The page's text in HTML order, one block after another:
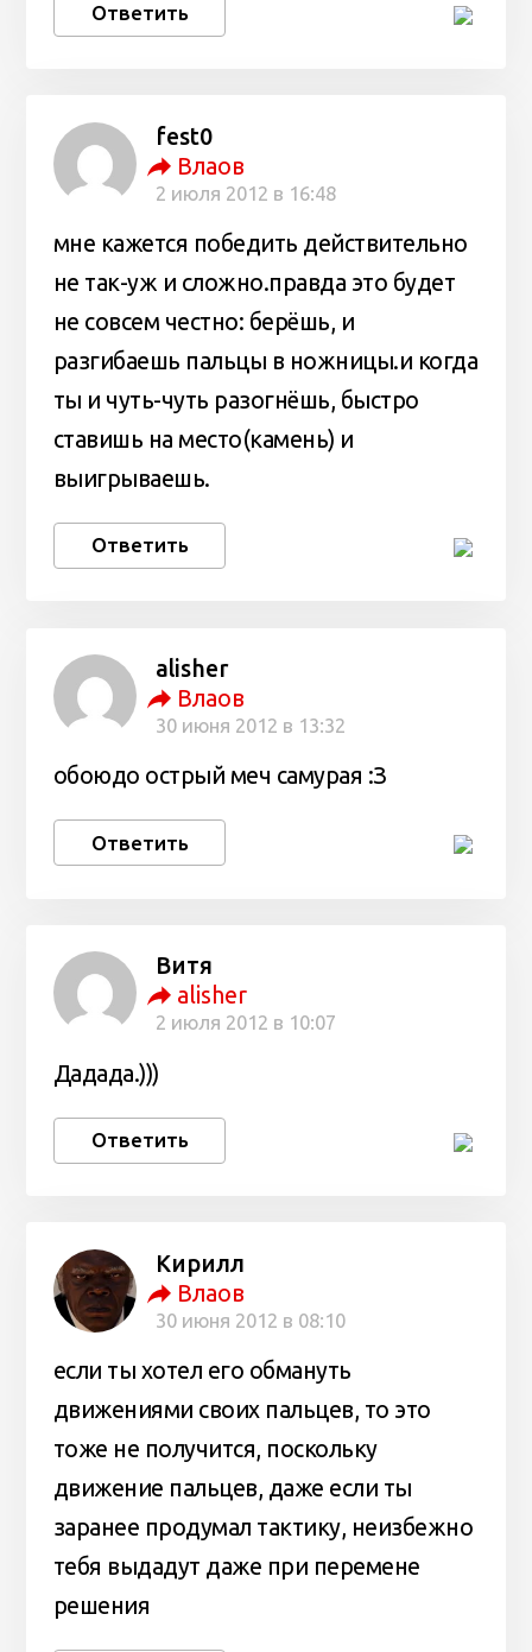
Ответить
fest0
Влаов
2 июля 2012 в 16:48
мне кажется победить действительно
не так-уж и сложно.правда это будет
не совсем честно: берёшь, и
разгибаешь пальцы в ножницы.и когда
ты и чуть-чуть разогнёшь, быстро
ставишь на место(камень) и
выигрываешь.
Ответить
alisher
Влаов
30 июня 2012 в 13:32
обоюдо острый меч самурая :З
Ответить
Витя
alisher
2 июля 2012 в 10:07
Дадада.)))
Ответить
Кирилл
Влаов
30 июня 2012 в 08:10
если ты хотел его обмануть
движениями своих пальцев, то это
тоже не получится, поскольку
движение пальцев, даже если ты
заранее продумал тактику, неизбежно
тебя выдадут даже при перемене
решения